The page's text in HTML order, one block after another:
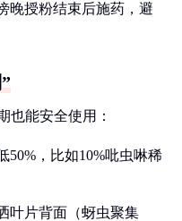
晚授粉结束后施药，避
也能安全使用：
50%，比如10%吡虫啉稀
叶片背面（蚜虫聚集